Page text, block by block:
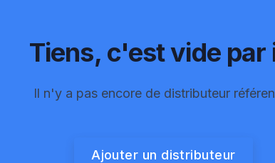
Tiens, c'est vide par
Il n'y a pas encore de distributeur
Ajouter un distributeur